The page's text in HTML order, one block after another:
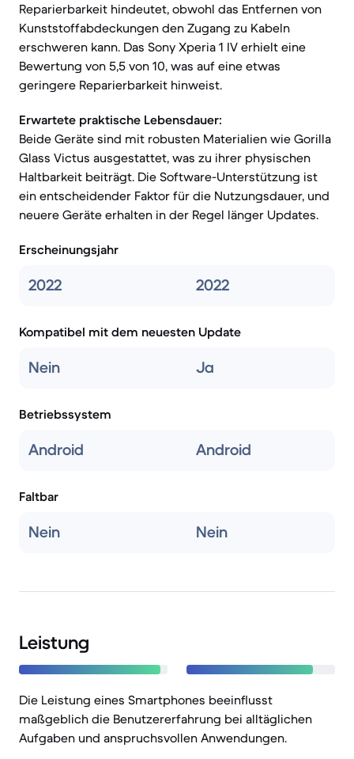
Reparierbarkeit hindeutet, obwohl das Entfernen von
Kunststoffabdeckungen den Zugang zu Kabeln
erschweren kann. Das Sony Xperia 1 IV erhielt eine
Bewertung von 5,5 von 10, was auf eine etwas
geringere Reparierbarkeit hinweist.
Erwartete praktische Lebensdauer:
Beide Geräte sind mit robusten Materialien wie Gorilla
Glass Victus ausgestattet, was zu ihrer physischen
Haltbarkeit beiträgt. Die Software-Unterstützung ist
ein entscheidender Faktor für die Nutzungsdauer, und
neuere Geräte erhalten in der Regel länger Updates.
Erscheinungsjahr
2022 2022
Kompatibel mit dem neuesten Update
Nein Ja
Betriebssystem
Android Android
Faltbar
Nein Nein
Leistung
Die Leistung eines Smartphones beeinflusst
maßgeblich die Benutzererfahrung bei alltäglichen
Aufgaben und anspruchsvollen Anwendungen.